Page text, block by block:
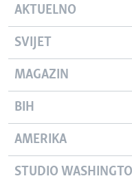
AKTUELNO
SVIJET
MAGAZIN
BIH
AMERIKA
STUDIO